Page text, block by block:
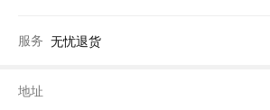
服务 无忧退货
地址